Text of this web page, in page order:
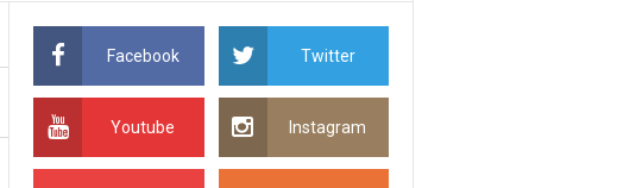
Facebook Twitter
Youtube Instagram